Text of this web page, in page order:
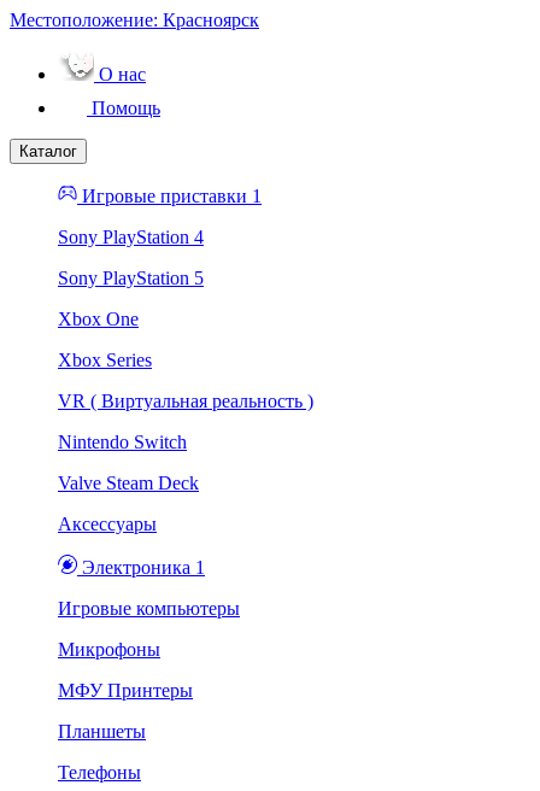
Местоположение: Красноярск
О нас
Помощь
Каталог
Игровые приставки 1
Sony PlayStation 4
Sony PlayStation 5
Xbox One
Xbox Series
VR ( Виртуальная реальность )
Nintendo Switch
Valve Steam Deck
Аксессуары
Электроника 1
Игровые компьютеры
Микрофоны
МФУ Принтеры
Планшеты
Телефоны